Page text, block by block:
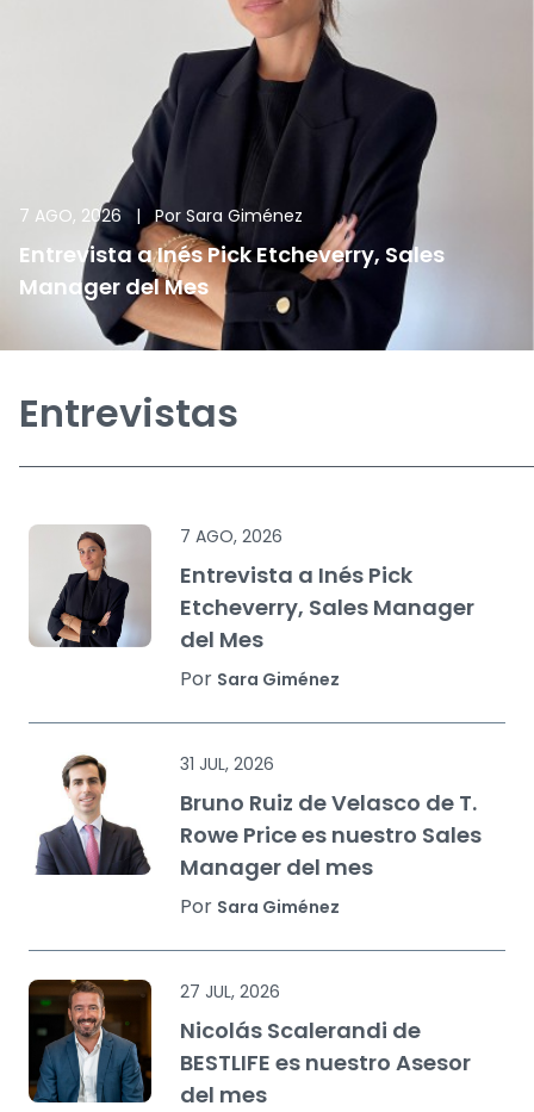
7 AGO, 2026 |Por Sara Giménez
Entrevista a Inés Pick Etcheverry, Sales
Manager del Mes
Entrevistas
7 AGO, 2026
Entrevista a Inés Pick
Etcheverry, Sales Manager
del Mes
Por Sara Giménez
31 JUL, 2026
Bruno Ruiz de Velasco de T.
Rowe Price es nuestro Sales
Manager del mes
Por Sara Giménez
27 JUL, 2026
Nicolás Scalerandi de
BESTLIFE es nuestro Asesor
del mes